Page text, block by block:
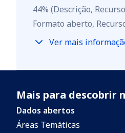
44%
44% (Descrição,
Formato aberto,
Ver mais
Mais para descobrir
Dados abertos
Áreas Temáticas